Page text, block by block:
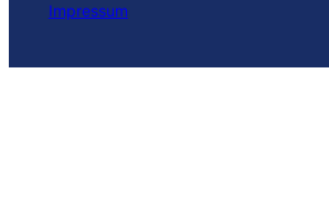
Impressum